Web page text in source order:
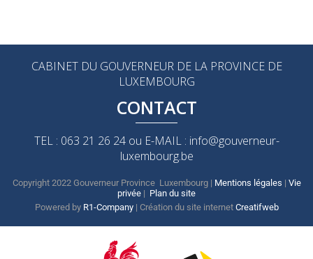
CABINET DU GOUVERNEUR DE LA PROVINCE DE
LUXEMBOURG
CONTACT
TEL : 063 21 26 24 ou E-MAIL : info@gouverneur-
luxembourg.be
Copyright 2022 Gouverneur Province Luxembourg | Mentions légales | Vie
privée | Plan du site
Powered by R1-Company| Création du site internet Creatifweb